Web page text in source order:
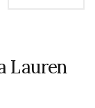
Lauren